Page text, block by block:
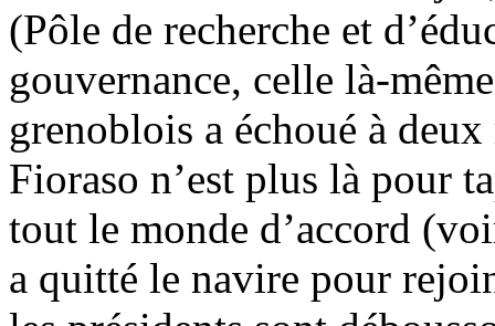
(Pôle de recherche et
gouvernance, celle là-
grenoblois a échoué à
Fioraso n’est plus là pour
tout le monde d’accord
a quitté le navire pour